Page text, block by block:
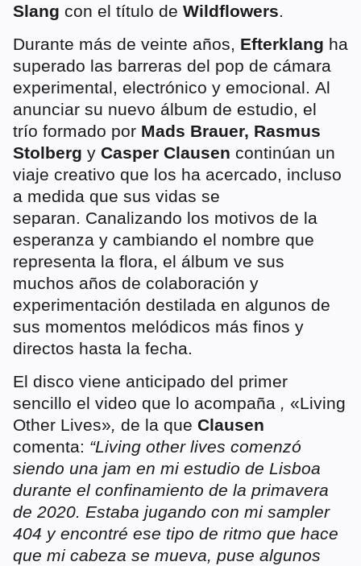
Slang con el título de Wildflowers.
Durante más de veinte años, Efterklang ha
superado las barreras del pop de cámara
experimental, electrónico y emocional. Al
anunciar su nuevo álbum de estudio, el
trío formado por Mads Brauer, Rasmus
Stolberg y Casper Clausen continúan un
viaje creativo que los ha acercado, incluso
a medida que sus vidas se
separan. Canalizando los motivos de la
esperanza y cambiando el nombre que
representa la flora, el álbum ve sus
muchos años de colaboración y
experimentación destilada en algunos de
sus momentos melódicos más finos y
directos hasta la fecha.
El disco viene anticipado del primer
sencillo el video que lo acompaña , «Living
Other Lives», de la que Clausen
comenta: “Living other lives comenzó
siendo una jam en mi estudio de Lisboa
durante el confinamiento de la primavera
de 2020. Estaba jugando con mi sampler
404 y encontré ese tipo de ritmo que hace
que mi cabeza se mueva, puse algunos